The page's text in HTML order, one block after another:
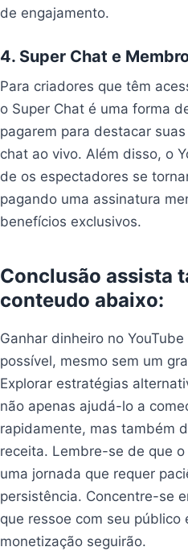
de engajamento.
4. Super Chat e
Para criadores que têm
o Super Chat é uma forma
pagarem para destacar
chat ao vivo. Além disso, o
de os espectadores se
pagando uma assinatura
benefícios exclusivos.
Conclusão assista
conteudo abaixo:
Ganhar dinheiro no
possível, mesmo sem um
Explorar estratégias
não apenas ajudá-lo a
rapidamente, mas também
receita. Lembre-se de que o
uma jornada que requer
persistência. Concentre-se
que ressoe com seu
monetização seguirão.